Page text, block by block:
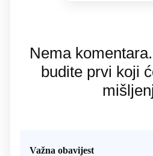
Nema
budite prvi koji
Važna obavijest